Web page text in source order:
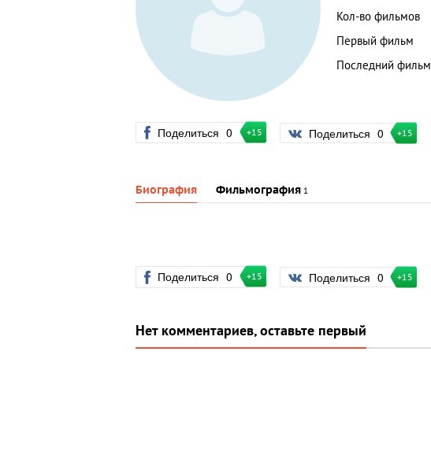
Кол-во фильмов
Первый фильм
Последний фильм
Поделиться 0 +15 Поделиться 0 +15
Биография Фильмография 1
Поделиться 0 +15 Поделиться 0 +15
Нет комментариев, оставьте первый